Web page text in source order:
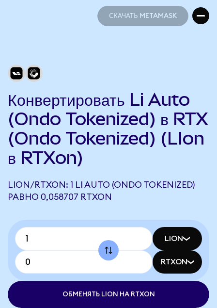
СКАЧАТЬ METAMASK
Конвертировать Li Auto
(Ondo Tokenized) в RTX
(Ondo Tokenized) (LIon
в RTXon)
LION/RTXON: 1 LI AUTO (ONDO TOKENIZED)
РАВНО 0,058707 RTXON
LION
RTXON
ОБМЕНЯТЬ LION НА RTXON